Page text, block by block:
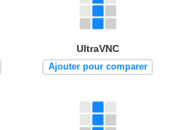
UltraVNC
Ajouter pour comparer